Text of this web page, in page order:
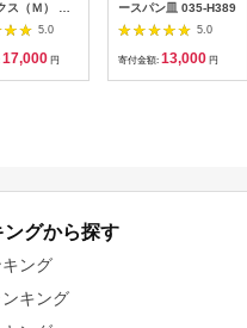
ス（Ｍ） 山
市 アトリエ
山葡萄 雑貨
ダー ギフト
5.0
17,000 円
ースパン皿 035-H389
5.0
寄付金額: 13,000 円
ングから探す
キング
キング